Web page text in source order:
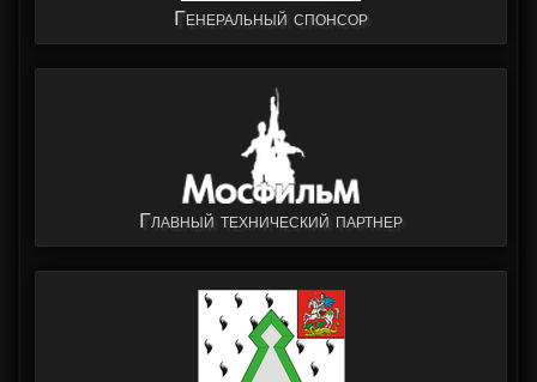
Генеральный спонсор
Главный технический партнер